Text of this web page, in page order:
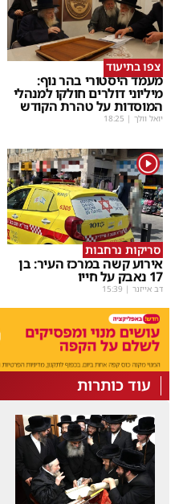
צפו בתיעוד
מעמד היסטורי בהר נוף:
מיליוני דולרים חולקו למנהלי
המוסדות על טהרת הקודש
יואל וולך |
18:25
1
סריקות נרחבות
אירוע קשה במרכז העיר: בן
17 נאבק על חייו
דב אייזנר |
15:39
עוד כותרות